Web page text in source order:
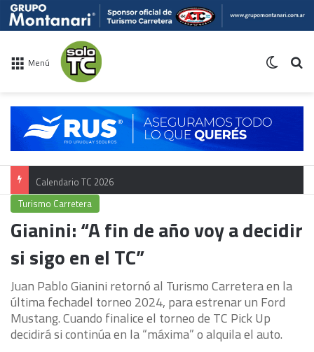
Menú
Calendario TC 2026
Turismo Carretera
Gianini: “A fin de año voy a decidir
si sigo en el TC”
Juan Pablo Gianini retornó al Turismo Carretera en la
última fechadel torneo 2024, para estrenar un Ford
Mustang. Cuando finalice el torneo de TC Pick Up
decidirá si continúa en la “máxima” o alquila el auto.